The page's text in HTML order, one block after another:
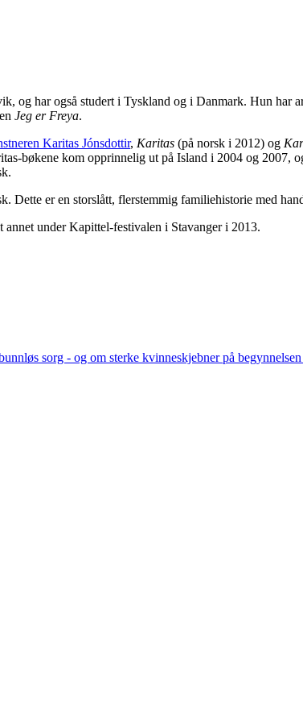
og har også studert i Tyskland og i Danmark. Hun har
Jeg er Freya.
Karitas Jónsdottir, Karitas (på norsk i 2012) og
bøkene kom opprinnelig ut på Island i 2004 og
Dette er en storslått, flerstemmig familiehistorie med
under Kapittel-festivalen i Stavanger i 2013.
sorg - og om sterke kvinneskjebner på